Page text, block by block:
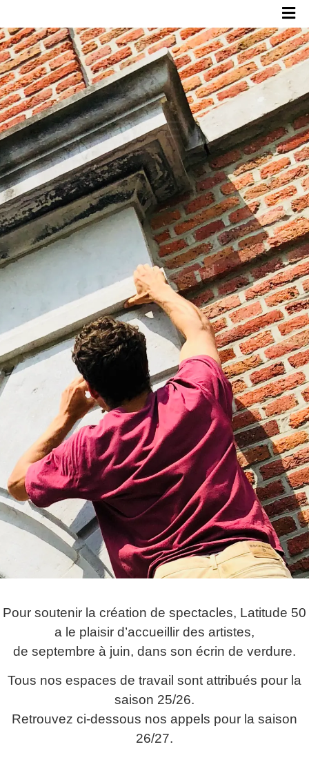
VEniR
EN
ResIDenCE
Pour soutenir la création de spectacles, Latitude 50
a le plaisir d’accueillir des artistes,
de septembre à juin, dans son écrin de verdure.
Tous nos espaces de travail sont attribués pour la
saison 25/26.
Retrouvez ci-dessous nos appels pour la saison
26/27.